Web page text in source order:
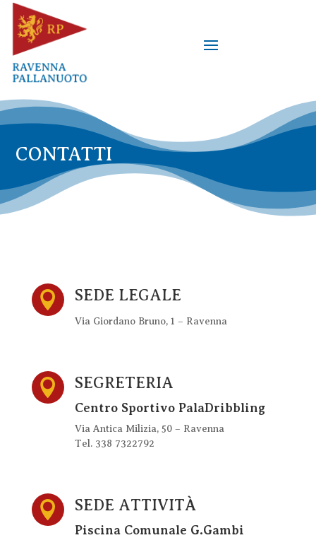
CONTATTI
 SEDE LEGALE
Via Giordano Bruno, 1 – Ravenna
 SEGRETERIA
Centro Sportivo PalaDribbling
Via Antica Milizia, 50 – Ravenna
Tel. 338 7322792
 SEDE ATTIVITÀ
Piscina Comunale G.Gambi